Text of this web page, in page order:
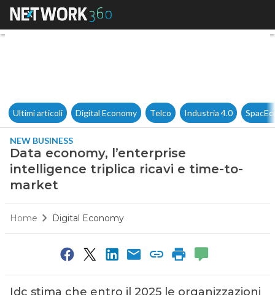
Data economy, l’enterprise
Ultimi articoli Digital Economy Telco Industria 4.0
NEW BUSINESS
Data economy, l’enterprise
intelligence triplica ricavi e time-to-
market
Home Digital Economy
Idc stima che entro il 2025 le organizzazioni